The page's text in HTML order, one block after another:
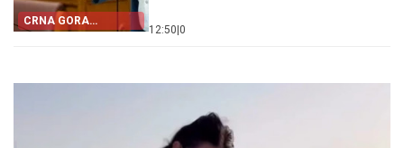
CRNA GORA
POSTALA TALAC
12:50 0